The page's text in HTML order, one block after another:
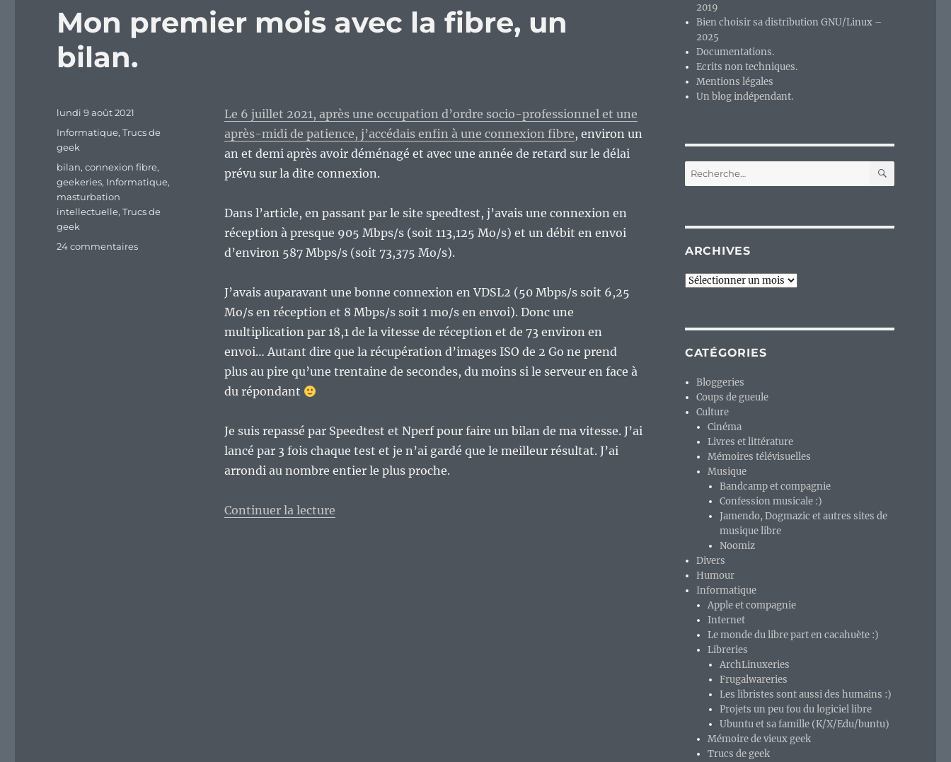
Mon premier mois avec la fibre, un
bilan.
Le 6 juillet 2021, après une occupation d’ordre socio-professionnel et une
après-midi de patience, j’accédais enfin à une connexion fibre, environ un
an et demi après avoir déménagé et avec une année de retard sur le délai
prévu sur la dite connexion.
Dans l’article, en passant par le site speedtest, j’avais une connexion en
réception à presque 905 Mbps/s (soit 113,125 Mo/s) et un débit en envoi
d’environ 587 Mbps/s (soit 73,375 Mo/s).
J’avais auparavant une bonne connexion en VDSL2 (50 Mbps/s soit 6,25
Mo/s en réception et 8 Mbps/s soit 1 mo/s en envoi). Donc une
multiplication par 18,1 de la vitesse de réception et de 73 environ en
envoi… Autant dire que la récupération d’images ISO de 2 Go ne prend
plus au pire qu’une trentaine de secondes, du moins si le serveur en face à
du répondant
Je suis repassé par Speedtest et Nperf pour faire un bilan de ma vitesse. J’ai
lancé par 3 fois chaque test et je n’ai gardé que le meilleur résultat. J’ai
arrondi au nombre entier le plus proche.
Continuer la lecturede « Mon premier mois avec la fibre, un bilan. »
Publié
lundi 9 août 2021
Catégories
Informatique,Trucs de
geek
Étiquettes
bilan,connexion fibre,
geekeries, Informatique,
masturbation
intellectuelle,Trucs de
geek
24 commentairessur
2019
Bien choisir sa distribution GNU/Linux –
2025
Documentations.
Ecrits non techniques.
Mentions légales
Un blog indépendant.
Recherche
pour :
ARCHIVES
Archives
CATÉGORIES
Bloggeries
Coups de gueule
Culture
Cinéma
Livres et littérature
Mémoires télévisuelles
Musique
Bandcamp et compagnie
Confession musicale :)
Jamendo, Dogmazic et autres sites de
musique libre
Noomiz
Divers
Humour
Informatique
Apple et compagnie
Internet
Le monde du libre part en cacahuète :)
Libreries
ArchLinuxeries
Frugalwareries
Les libristes sont aussi des humains :)
Projets un peu fou du logiciel libre
Ubuntu et sa famille (K/X/Edu/buntu)
Mémoire de vieux geek
Trucs de geek